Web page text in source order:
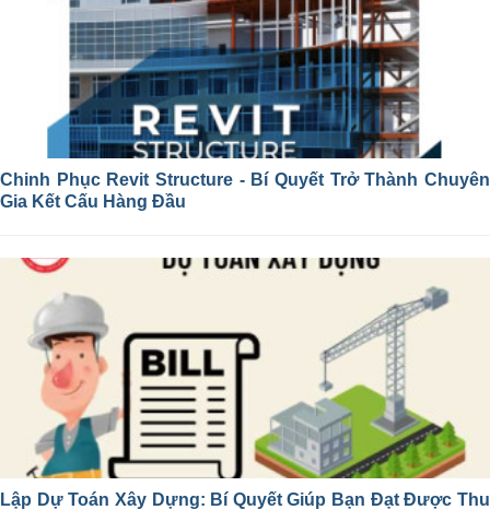
Chinh Phục Revit Structure - Bí Quyết Trở Thành Chuyên
Gia Kết Cấu Hàng Đầu
Lập Dự Toán Xây Dựng: Bí Quyết Giúp Bạn Đạt Được Thu